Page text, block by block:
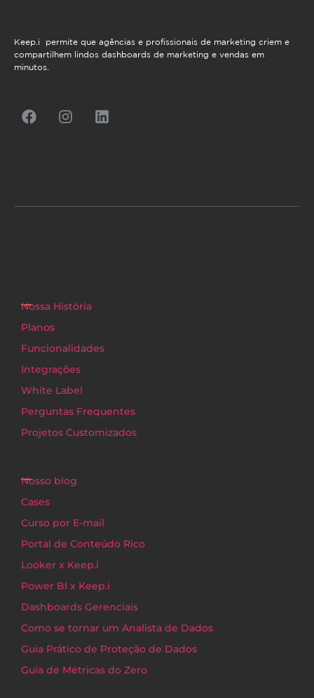
Keep.i permite que agências e profissionais de marketing criem e
compartilhem lindos dashboards de marketing e vendas em
minutos.
Nossa História
Planos
Funcionalidades
Integrações
White Label
Perguntas Frequentes
Projetos Customizados
Nosso blog
Cases
Curso por E-mail
Portal de Conteúdo Rico
Looker x Keep.i
Power BI x Keep.i
Dashboards Gerenciais
Como se tornar um Analista de Dados
Guia Prático de Proteção de Dados
Guia de Métricas do Zero